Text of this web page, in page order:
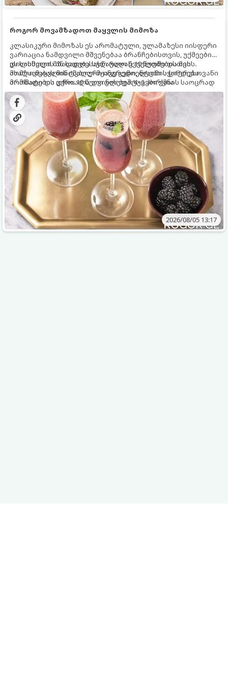
როგორ მოვამზადოთ მაყვლის მიმოზა
კლასიკური მიმოზას ეს არომატული, ულამაზესი იისფერი
ვარიაცია ნამდვილი მშვენებაა ბრანჩებისთვის, უქმეების
დილისთვის ან სადღესასწაულო წვეულებებისთვის.
ახალი მაყვლის ტკბილ-მჟავე გემო, ლაიმის ციტრუსოვანი
არომატი და ცქრიალა ღვინის ბუშტუკები ქმნის საოცრად
დახვეწილ და მაგრილებელ კოქტეილს.
ეს სასმელი მზადდება სულ რაღაც 10 წუთში და მის
მომზადებას მინიმალური ინგრედიენტები სჭირდება.
მომზადების დრო: 10 წუთი ულუფა: 4–6 პორცია
2026/08/05 13:17